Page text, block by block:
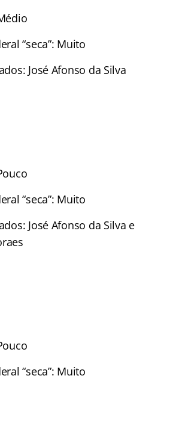
“seca”: Muito
José Afonso da Silva
“seca”: Muito
José Afonso da Silva e
“seca”: Muito